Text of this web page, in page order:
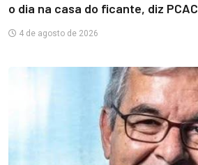
o dia na casa do ficante, diz PCAC
4 de agosto de 2026